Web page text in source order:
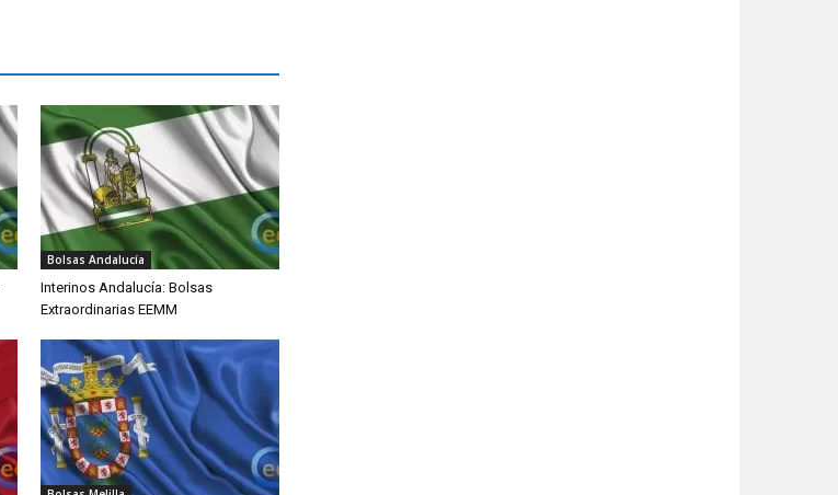
Bolsas Andalucía
Interinos Andalucía: Bolsas
Extraordinarias EEMM